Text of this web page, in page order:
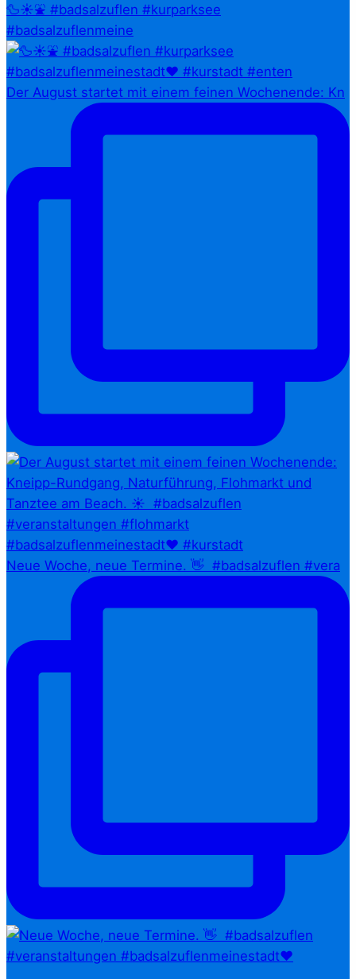
🦆☀️⛲ #badsalzuflen #kurparksee
#badsalzuflenmeine
Der August startet mit einem feinen Wochenende: Kn
Neue Woche, neue Termine. 👋⁠ ⁠ #badsalzuflen #vera